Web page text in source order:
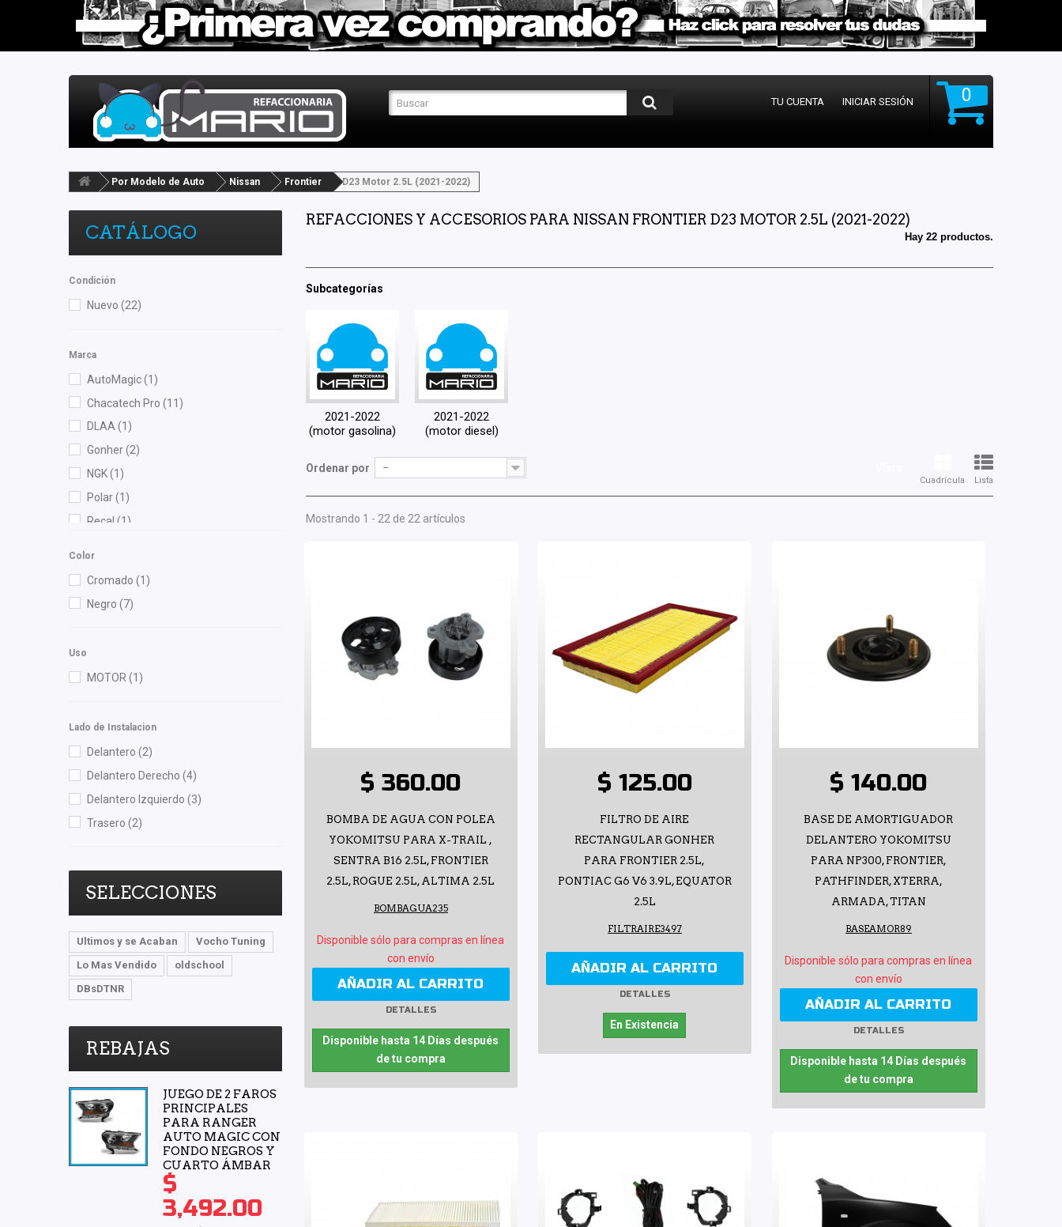
0
TU CUENTA INICIAR SESIÓN
Por Modelo de Auto Nissan Frontier D23 Motor 2.5L (2021-2022)
CATÁLOGO
Condición
Nuevo (22)
Marca
AutoMagic(1)
Chacatech Pro (11)
DLAA(1)
Gonher(2)
NGK(1)
Polar(1)
Recal (1)
Color
Cromado (1)
Negro (7)
Uso
MOTOR(1)
Lado de Instalacion
Delantero (2)
Delantero Derecho (4)
Delantero Izquierdo (3)
Trasero (2)
SELECCIONES
Ultimos y se Acaban
Vocho Tuning
Lo Mas Vendido
oldschool
DBsDTNR
REBAJAS
JUEGO DE 2 FAROS
PRINCIPALES
PARA RANGER
AUTO MAGIC CON
FONDO NEGROS Y
CUARTO ÁMBAR
$
3,492.00
REFACCIONES Y ACCESORIOS PARA NISSAN FRONTIER D23 MOTOR 2.5L (2021-2022)
Hay 22 productos.
Subcategorías
2021-2022
(motor gasolina)
2021-2022
(motor diesel)
Cuadrícula Lista
Ordenar por --
Mostrando 1 - 22 de 22 artículos
$ 360.00
BOMBA DE AGUA CON POLEA
YOKOMITSU PARA X-TRAIL ,
SENTRA B16 2.5L, FRONTIER
2.5L, ROGUE 2.5L, ALTIMA 2.5L
BOMBAGUA235
Disponible sólo para compras en línea
con envío
AÑADIR AL CARRITO
DETALLES
Disponible hasta 14 Días después
de tu compra
$ 125.00
FILTRO DE AIRE
RECTANGULAR GONHER
PARA FRONTIER 2.5L,
PONTIAC G6 V6 3.9L, EQUATOR
2.5L
FILTRAIRE3497
AÑADIR AL CARRITO
DETALLES
En Existencia
$ 140.00
BASE DE AMORTIGUADOR
DELANTERO YOKOMITSU
PARA NP300, FRONTIER,
PATHFINDER, XTERRA,
ARMADA, TITAN
BASEAMOR89
Disponible sólo para compras en línea
con envío
AÑADIR AL CARRITO
DETALLES
Disponible hasta 14 Días después
de tu compra